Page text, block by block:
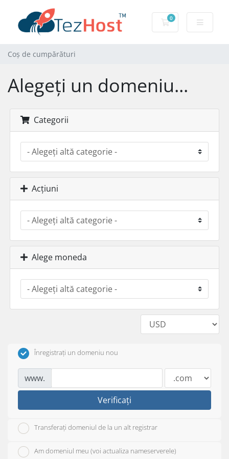
0
Coș de
Coș de cumpărături
Alegeți un domeniu...
Categorii
Acțiuni
Alege moneda
Înregistrați un domeniu nou
www.
Verificați
Transferați domeniul de la un alt registrar
Am domeniul meu (voi actualiza nameserverele)